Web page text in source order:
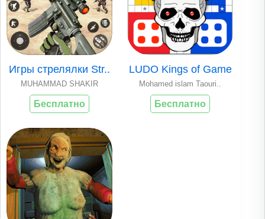
Игры стрелялки Str..
MUHAMMAD SHAKIR
Бесплатно
LUDO Kings of Game
Mohamed islam Taouri..
Бесплатно